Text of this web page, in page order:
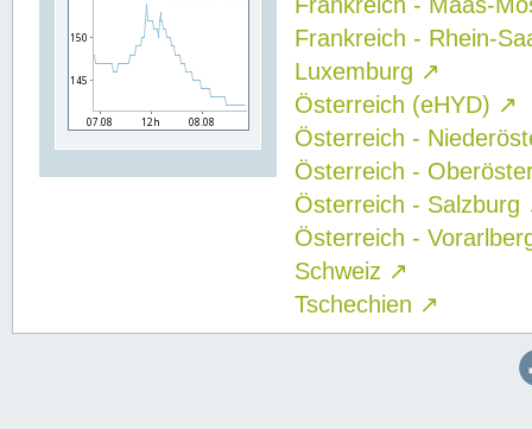
Frankreich - Rhein-
Luxemburg ↗
Österreich (eHYD) ↗
Österreich -
Österreich -
Österreich - Salzburg
Österreich -
Schweiz ↗
Tschechien ↗